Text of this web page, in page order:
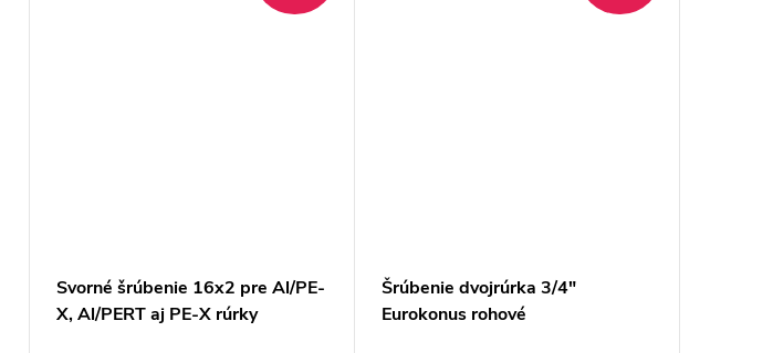
Svorné šrúbenie 16x2 pre Al/PE-
X, Al/PERT aj PE-X rúrky
Šrúbenie dvojrúrka 3/4"
Eurokonus rohové